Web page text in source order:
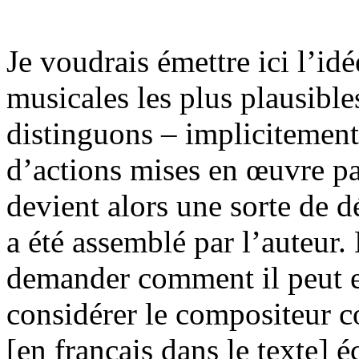
Je voudrais émettre ici
musicales les plus
distinguons –
d’actions mises en œuvre
devient alors une sorte de
a été assemblé par
demander comment il peut
considérer le compositeur
[en français dans le texte]